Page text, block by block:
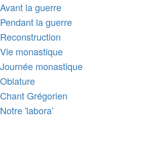
Avant la guerre
Pendant la guerre
Reconstruction
Vie monastique
Journée monastique
Oblature
Chant Grégorien
Notre 'labora'